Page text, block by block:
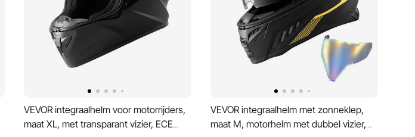
VEVOR integraalhelm voor motorrijders,
maat XL, met transparant vizier, ECE
VEVOR integraalhelm met zonneklep,
maat M, motorhelm met dubbel vizier,